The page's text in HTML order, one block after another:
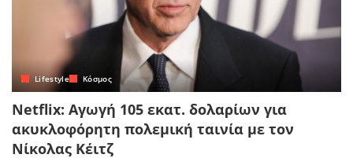
Lifestyle Κόσμος
Netflix: Αγωγή 105 εκατ. δολαρίων για
ακυκλοφόρητη πολεμική ταινία με τον
Νίκολας Κέιτζ